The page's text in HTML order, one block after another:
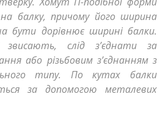
балку, причому його ширина
бути дорівнює ширині балки.
слід з’єднати за
або різьбовим з’єднанням з
типу. По кутах балки
за допомогою металевих